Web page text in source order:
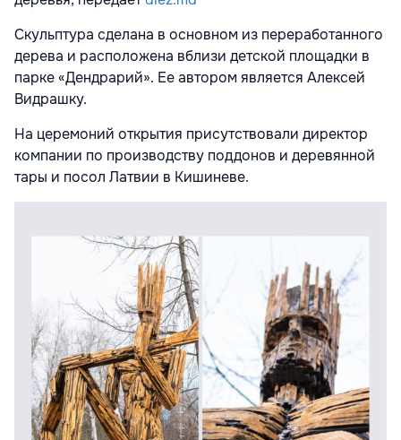
Скульптура сделана в основном из переработанного
дерева и расположена вблизи детской площадки в
парке «Дендрарий». Ее автором является Алексей
Видрашку.
На церемоний открытия присутствовали директор
компании по производству поддонов и деревянной
тары и посол Латвии в Кишиневе.